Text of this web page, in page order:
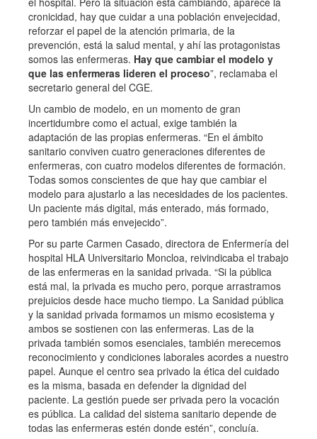
cronicidad, hay que cuidar a una población envejecidad,
reforzar el papel de la atención primaria, de la
prevención, está la salud mental, y ahí las protagonistas
somos las enfermeras. Hay que cambiar el modelo y
que las enfermeras lideren el proceso”, reclamaba el
secretario general del CGE.
Un cambio de modelo, en un momento de gran
incertidumbre como el actual, exige también la
adaptación de las propias enfermeras. “En el ámbito
sanitario conviven cuatro generaciones diferentes de
enfermeras, con cuatro modelos diferentes de formación.
Todas somos conscientes de que hay que cambiar el
modelo para ajustarlo a las necesidades de los pacientes.
Un paciente más digital, más enterado, más formado,
pero también más envejecido”.
Por su parte Carmen Casado, directora de Enfermería del
hospital HLA Universitario Moncloa, reivindicaba el trabajo
de las enfermeras en la sanidad privada. “Si la pública
está mal, la privada es mucho pero, porque arrastramos
prejuicios desde hace mucho tiempo. La Sanidad pública
y la sanidad privada formamos un mismo ecosistema y
ambos se sostienen con las enfermeras. Las de la
privada también somos esenciales, también merecemos
reconocimiento y condiciones laborales acordes a nuestro
papel. Aunque el centro sea privado la ética del cuidado
es la misma, basada en defender la dignidad del
paciente. La gestión puede ser privada pero la vocación
es pública. La calidad del sistema sanitario depende de
todas las enfermeras estén donde estén”, concluía.